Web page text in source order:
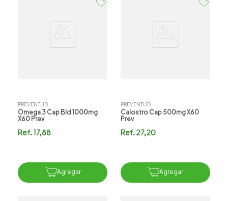
PREVENTUD
Omega 3 Cap Bld 1000mg
X60 Prev
Ref.17,88
Agregar
PREVENTUD
Calostro Cap 500mg X60
Prev
Ref.27,20
Agregar